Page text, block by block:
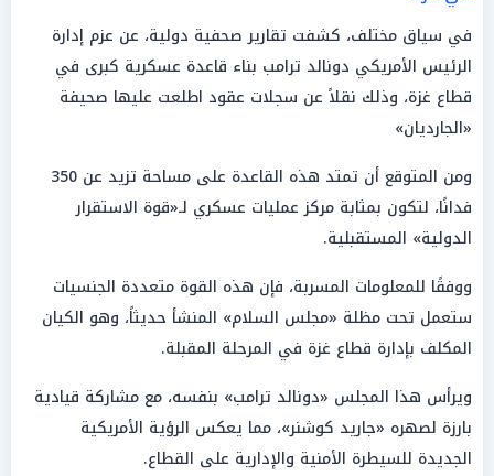
في سياق مختلف، كشفت تقارير صحفية دولية، عن عزم إدارة
الرئيس الأمريكي دونالد ترامب بناء قاعدة عسكرية كبرى في
قطاع غزة، وذلك نقلاً عن سجلات عقود اطلعت عليها صحيفة
«الجارديان»
ومن المتوقع أن تمتد هذه القاعدة على مساحة تزيد عن 350
فدانًا، لتكون بمثابة مركز عمليات عسكري لـ«قوة الاستقرار
الدولية» المستقبلية.
ووفقًا للمعلومات المسربة، فإن هذه القوة متعددة الجنسيات
ستعمل تحت مظلة «مجلس السلام» المنشأ حديثاً، وهو الكيان
المكلف بإدارة قطاع غزة في المرحلة المقبلة.
ويرأس هذا المجلس «دونالد ترامب» بنفسه، مع مشاركة قيادية
بارزة لصهره «جاريد كوشنر»، مما يعكس الرؤية الأمريكية
الجديدة للسيطرة الأمنية والإدارية على القطاع.